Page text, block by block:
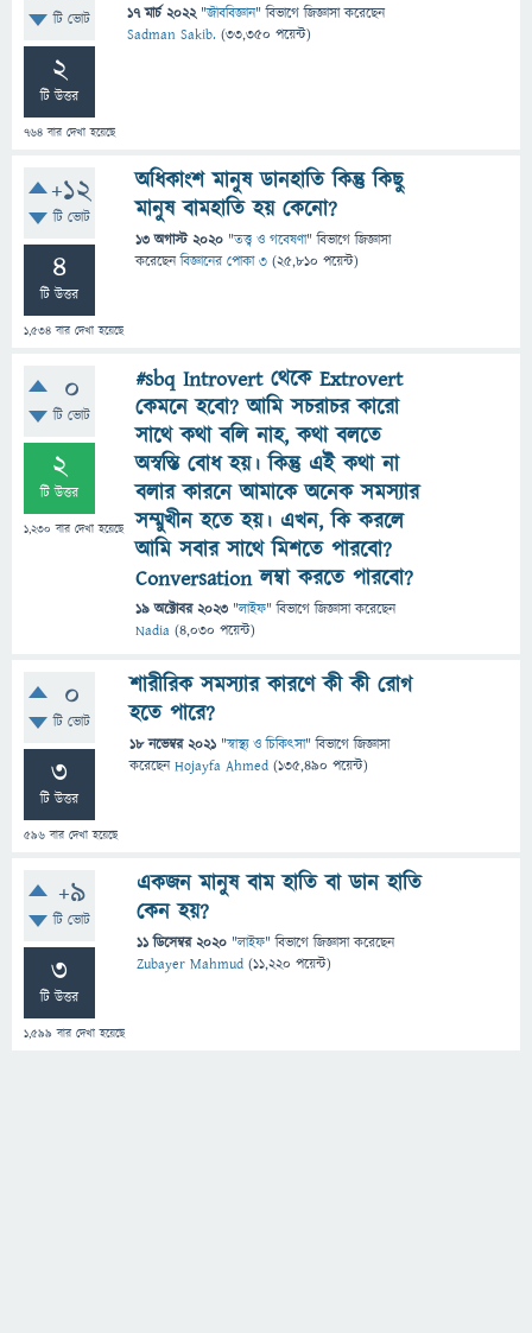
টি ভোট
2
টি উত্তর
764 বার দেখা হয়েছে
17 মার্চ 2022 "জীববিজ্ঞান" বিভাগে জিজ্ঞাসাকরেছেন
Sadman Sakib. (33,350 পয়েন্ট)
+12
টি ভোট
4
টি উত্তর
1,534 বার দেখা হয়েছে
অধিকাংশ মানুষ ডানহাতি কিন্তু কিছু
মানুষ বামহাতি হয় কেনো?
13 অগাস্ট 2020 "তত্ত্ব ও গবেষণা" বিভাগে জিজ্ঞাসা
করেছেনবিজ্ঞানের পোকা ৩ (25,810 পয়েন্ট)
0
টি ভোট
2
টি উত্তর
1,230 বার দেখা হয়েছে
#sbq Introvert থেকে Extrovert
কেমনে হবো? আমি সচরাচর কারো
সাথে কথা বলি নাহ, কথা বলতে
অস্বস্তি বোধ হয়। কিন্তু এই কথা না
বলার কারনে আমাকে অনেক সমস্যার
সম্মুখীন হতে হয়। এখন, কি করলে
আমি সবার সাথে মিশতে পারবো?
Conversation লম্বা করতে পারবো?
19 অক্টোবর 2023 "লাইফ" বিভাগে জিজ্ঞাসাকরেছেন
Nadia (4,030 পয়েন্ট)
0
টি ভোট
3
টি উত্তর
596 বার দেখা হয়েছে
শারীরিক সমস্যার কারণে কী কী রোগ
হতে পারে?
18 নভেম্বর 2021 "স্বাস্থ্য ও চিকিৎসা" বিভাগে জিজ্ঞাসা
করেছেনHojayfa Ahmed (135,490 পয়েন্ট)
+9
টি ভোট
3
টি উত্তর
1,599 বার দেখা হয়েছে
একজন মানুষ বাম হাতি বা ডান হাতি
কেন হয়?
11 ডিসেম্বর 2020 "লাইফ" বিভাগে জিজ্ঞাসাকরেছেন
Zubayer Mahmud (11,220 পয়েন্ট)